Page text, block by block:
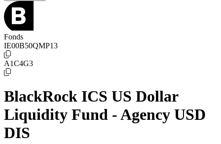
Fonds
IE00B50QMP13
A1C4G3
BlackRock ICS US Dollar
Liquidity Fund - Agency USD
DIS